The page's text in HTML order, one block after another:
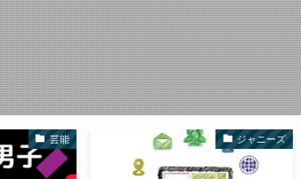
芸能 ジャニーズ